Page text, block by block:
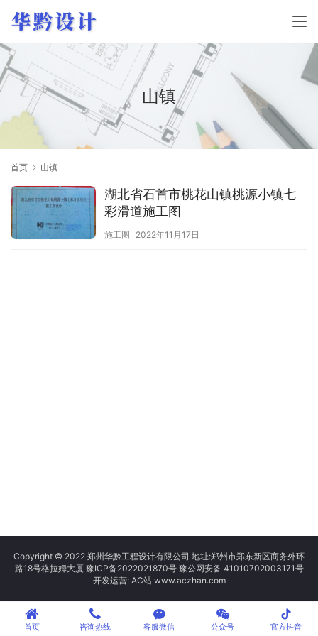
山镇
首页 山镇
湖北省石首市桃花山镇桃源小镇七
彩滑道施工图
施工图 2022年11月17日
Copyright © 2022 郑州华黔工程设计有限公司 地址:郑州市郑东新区商务外环
路18号格拉姆大厦 豫ICP备2022021870号 豫公网安备 41010702003171号
开发运营: AC站 www.aczhan.com
首页 咨询热线 客服微信 公众号
tiktok
官方抖音